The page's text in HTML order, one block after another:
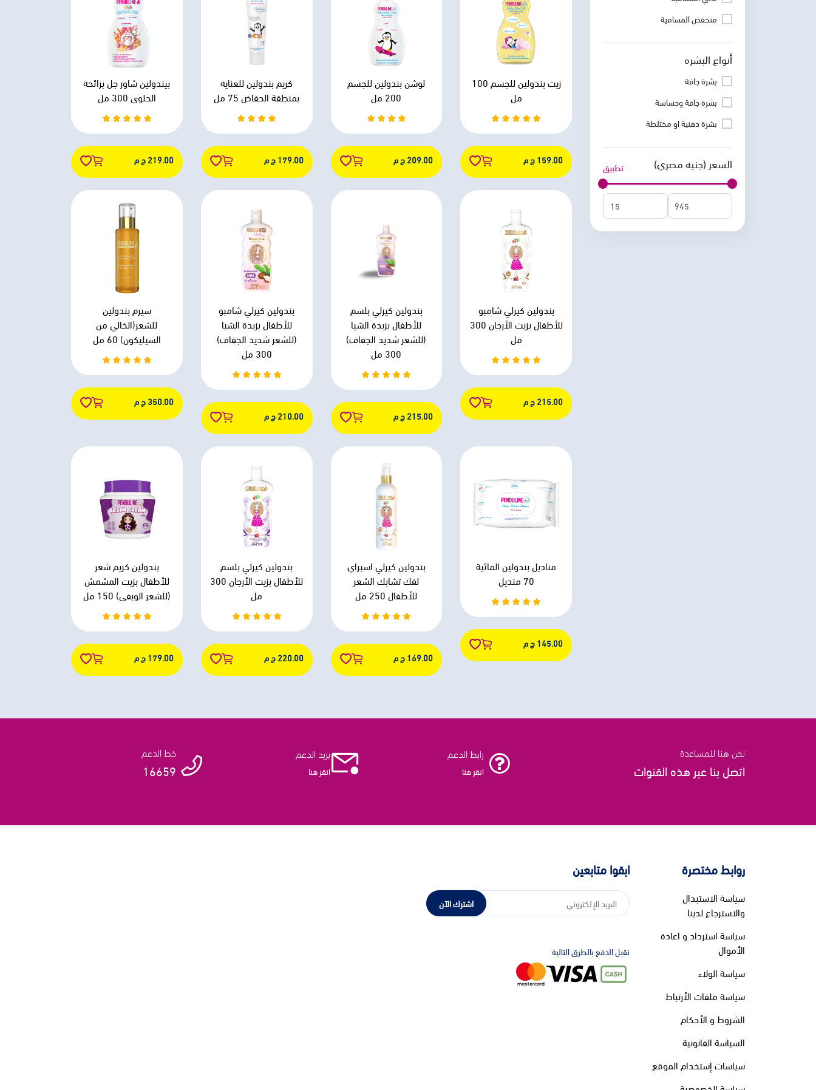
منخفض المسامية
أنواع البشره
بشرة جافة
بشرة جافة وحساسة
بشرة دهنية او مختلطة
السعر (جنيه مصري) تطبيق
زيت بندولين للجسم 100
مل
159.00 ج م
لوشن بندولين للجسم
200 مل
209.00 ج م
كريم بندولين للعناية
بمنطقة الحفاض 75 مل
179.00 ج م
بيندولين شاور جل برائحة
الحلوى 300 مل
219.00 ج م
بندولين كيرلي شامبو
للأطفال بزيت الأرجان 300
مل
215.00 ج م
بندولين كيرلي بلسم
للأطفال بزبدة الشيا
(للشعر شديد الجفاف)
300 مل
215.00 ج م
بندولين كيرلي شامبو
للأطفال بزبدة الشيا
(للشعر شديد الجفاف)
300 مل
210.00 ج م
سيرم بندولين
للشعر(الخالي من
السيليكون) 60 مل
350.00 ج م
مناديل بندولين المائية
70 منديل
145.00 ج م
بندولين كيرلي اسبراي
لفك تشابك الشعر
للأطفال 250 مل
169.00 ج م
بندولين كيرلي بلسم
للأطفال بزيت الأرجان 300
مل
220.00 ج م
بندولين كريم شعر
للأطفال بزيت المشمش
(للشعر الويفي) 150 مل
179.00 ج م
نحن هنا للمساعدة
اتصل بنا عبر هذه القنوات
رابط الدعم
انقر هنا
بريد الدعم
انقر هنا
خط الدعم
16659
روابط مختصرة
سياسة الاستبدال
والاسترجاع لدينا
سياسة استرداد و اعادة
الأموال
سياسة الولاء
سياسة ملفات الأرتباط
الشروط و الأحكام
السياسة القانونية
سياسات إستخدام الموقع
ابقوا متابعين
اشترك الآن
نقبل الدفع بالطرق التالية